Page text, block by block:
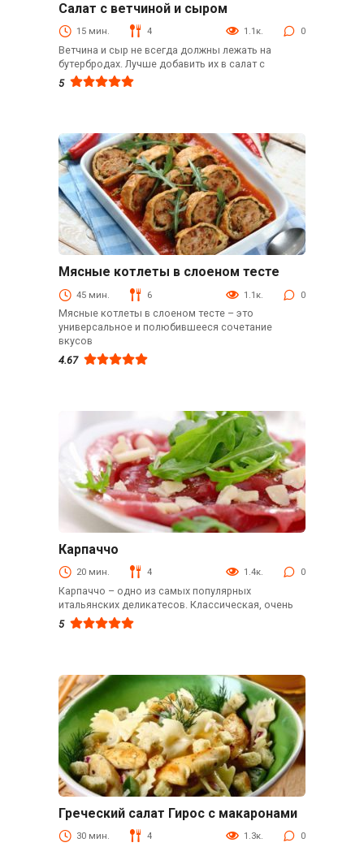
Салат с ветчиной и сыром
15 мин. 4 1.1к. 0
Ветчина и сыр не всегда должны лежать на
бутербродах. Лучше добавить их в салат с
5
Мясные котлеты в слоеном тесте
45 мин. 6 1.1к. 0
Мясные котлеты в слоеном тесте – это
универсальное и полюбившееся сочетание
вкусов
4.67
Закуски
Карпаччо
20 мин. 4 1.4к. 0
Карпаччо – одно из самых популярных
итальянских деликатесов. Классическая, очень
5
Греческий салат Гирос с макаронами
30 мин. 4 1.3к. 0